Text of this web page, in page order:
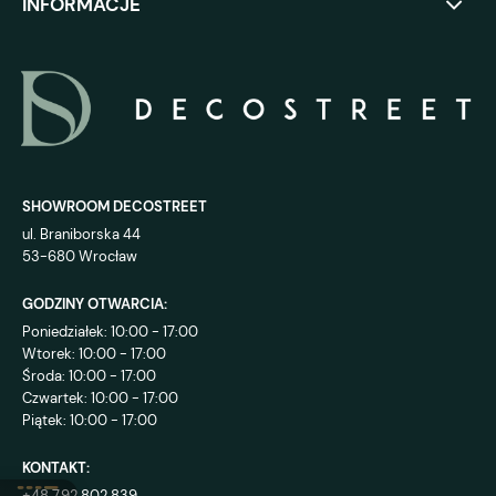
SHOWROOM DECOSTREET
ul. Braniborska 44
53-680 Wrocław
GODZINY OTWARCIA:
Poniedziałek: 10:00 - 17:00
Wtorek: 10:00 - 17:00
Środa: 10:00 - 17:00
Czwartek: 10:00 - 17:00
Piątek: 10:00 - 17:00
KONTAKT: